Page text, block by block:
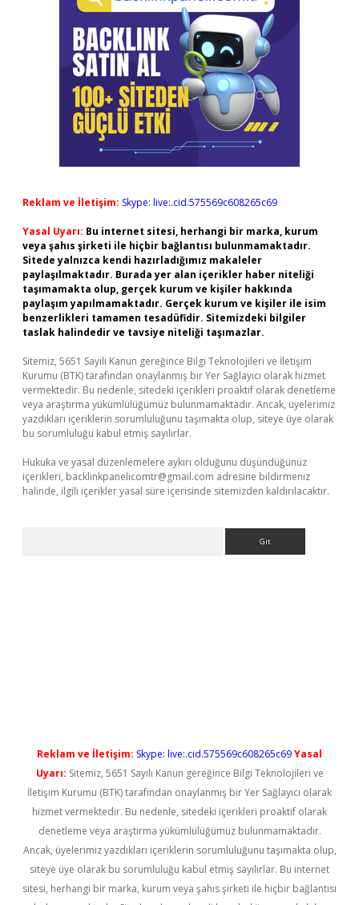
Reklam ve İletişim: Skype: live:.cid.575569c608265c69
Yasal Uyarı: Bu internet sitesi, herhangi bir marka, kurum
veya şahıs şirketi ile hiçbir bağlantısı bulunmamaktadır.
Sitede yalnızca kendi hazırladığımız makaleler
paylaşılmaktadır. Burada yer alan içerikler haber niteliği
taşımamakta olup, gerçek kurum ve kişiler hakkında
paylaşım yapılmamaktadır. Gerçek kurum ve kişiler ile isim
benzerlikleri tamamen tesadüfidir. Sitemizdeki bilgiler
taslak halindedir ve tavsiye niteliği taşımazlar.
Sitemiz, 5651 Sayılı Kanun gereğince Bilgi Teknolojileri ve İletişim
Kurumu (BTK) tarafından onaylanmış bir Yer Sağlayıcı olarak hizmet
vermektedir. Bu nedenle, sitedeki içerikleri proaktif olarak denetleme
veya araştırma yükümlülüğümüz bulunmamaktadır. Ancak, üyelerimiz
yazdıkları içeriklerin sorumluluğunu taşımakta olup, siteye üye olarak
bu sorumluluğu kabul etmiş sayılırlar.
Hukuka ve yasal düzenlemelere aykırı olduğunu düşündüğünüz
içerikleri, backlinkpanelicomtr@gmail.com adresine bildirmeniz
halinde, ilgili içerikler yasal süre içerisinde sitemizden kaldırılacaktır.
Reklam ve İletişim: Skype: live:.cid.575569c608265c69Yasal
Uyarı: Sitemiz, 5651 Sayılı Kanun gereğince Bilgi Teknolojileri ve
İletişim Kurumu (BTK) tarafından onaylanmış bir Yer Sağlayıcı olarak
hizmet vermektedir. Bu nedenle, sitedeki içerikleri proaktif olarak
denetleme veya araştırma yükümlülüğümüz bulunmamaktadır.
Ancak, üyelerimiz yazdıkları içeriklerin sorumluluğunu taşımakta olup,
siteye üye olarak bu sorumluluğu kabul etmiş sayılırlar. Bu internet
sitesi, herhangi bir marka, kurum veya şahıs şirketi ile hiçbir bağlantısı